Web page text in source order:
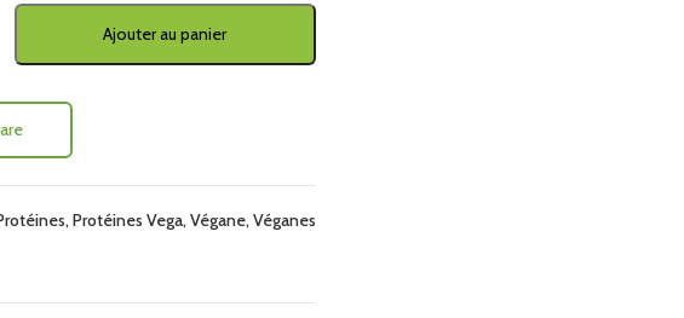
Ajouter au panier
,Protéines Vega,Végane,Véganes